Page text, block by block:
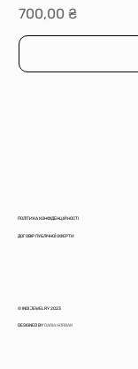
Ціна
700,00 ₴
ДОГОВІР ПУБЛІЧНОЇ ОФЕРТИ
ПОЛІТИКА КОНФІДЕНЦІЙНОСТІ
DESIGNED BYDARIA HORBAN
© INDI JEWELRY 2023